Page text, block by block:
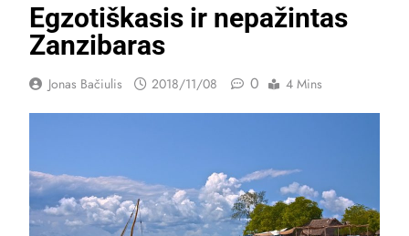
Egzotiškasis ir nepažintas
Zanzibaras
Jonas Bačiulis 2018/11/08 0 4 Mins